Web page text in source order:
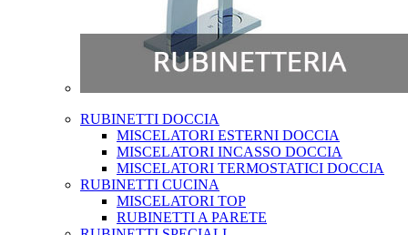
RUBINETTI DOCCIA
MISCELATORI ESTERNI DOCCIA
MISCELATORI INCASSO DOCCIA
MISCELATORI TERMOSTATICI DOCCIA
RUBINETTI CUCINA
MISCELATORI TOP
RUBINETTI A PARETE